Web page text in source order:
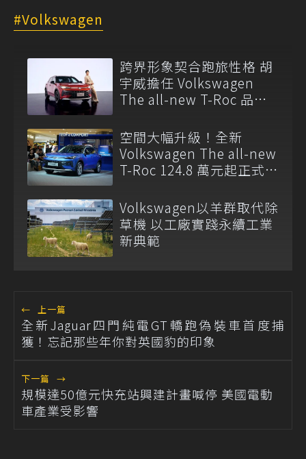
Volkswagen
跨界形象契合跑旅性格 胡
宇威擔任 Volkswagen
The all-new T-Roc 品牌
空間大幅升級！全新
Volkswagen The all-new
T-Roc 124.8 萬元起正式上
Volkswagen以羊群取代除
草機 以工廠實踐永續工業
新典範
← 上一篇
全新Jaguar四門純電GT轎跑偽裝車首度捕
獲！忘記那些年你對英國豹的印象
下一篇 →
規模達50億元快充站興建計畫喊停 美國電動
車產業受影響